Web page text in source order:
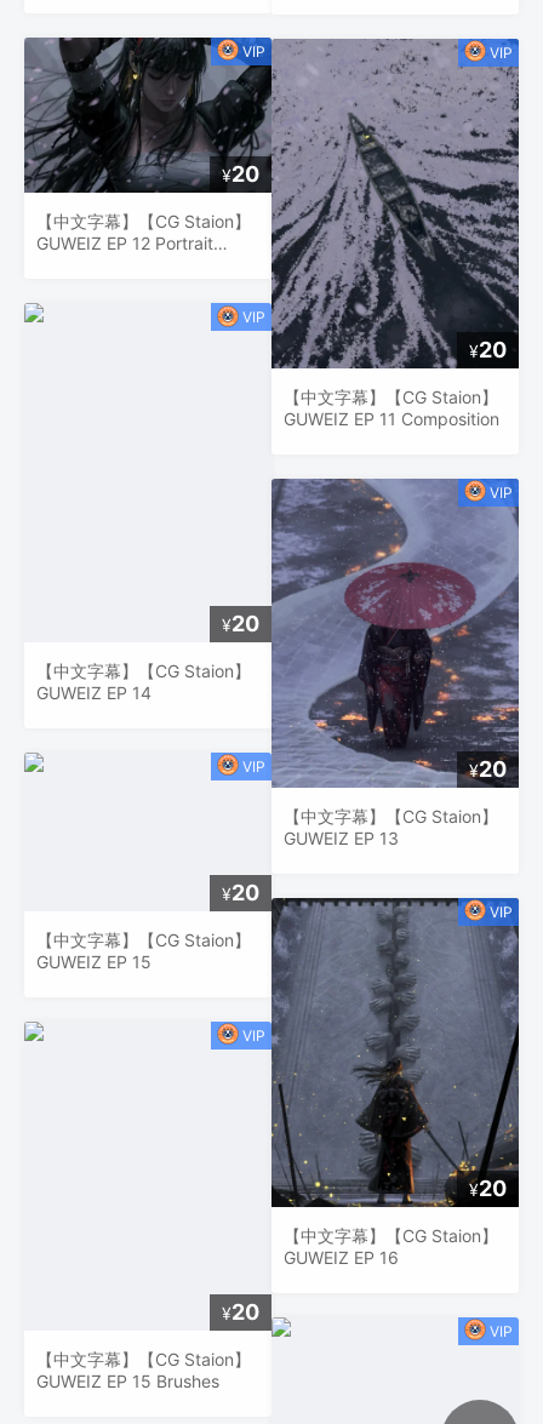
¥20
【中文字幕】【CG Staion】
GUWEIZ EP 12 Portrait
¥20
【中文字幕】【CG Staion】
GUWEIZ EP 14
¥20
【中文字幕】【CG Staion】
GUWEIZ EP 15
¥20
【中文字幕】【CG Staion】
GUWEIZ EP 15 Brushes
¥20
【中文字幕】【CG Staion】
GUWEIZ EP 11 Composition
¥20
【中文字幕】【CG Staion】
GUWEIZ EP 13
¥20
【中文字幕】【CG Staion】
GUWEIZ EP 16